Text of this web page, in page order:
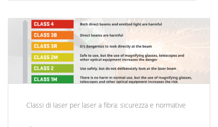
Classi di laser per laser a fibra: sicurezza e normative